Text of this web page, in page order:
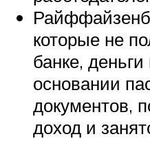
которые не
банке,
основании
документов,
доход и